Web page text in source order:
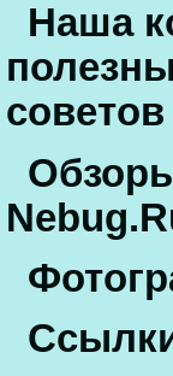
Наша
советов